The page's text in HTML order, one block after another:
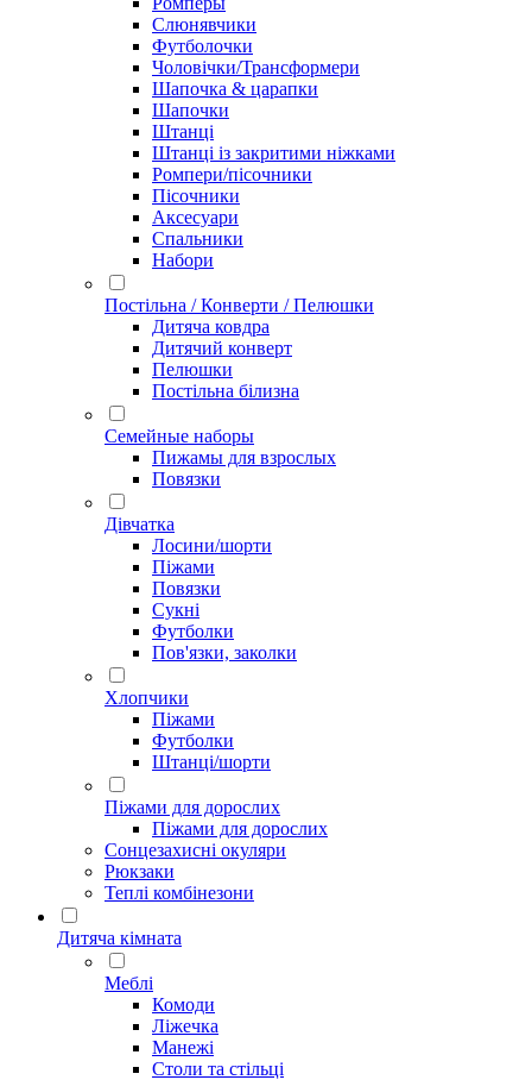
Слюнявчики
Футболочки
Чоловічки/Трансформери
Шапочка & царапки
Шапочки
Штанці
Штанці із закритими ніжками
Ромпери/пісочники
Пісочники
Аксесуари
Спальники
Набори
Постільна / Конверти / Пелюшки
Дитяча ковдра
Дитячий конверт
Пелюшки
Постільна білизна
Семейные наборы
Пижамы для взрослых
Повязки
Дівчатка
Лосини/шорти
Піжами
Повязки
Сукні
Футболки
Пов'язки, заколки
Хлопчики
Піжами
Футболки
Штанці/шорти
Піжами для дорослих
Піжами для дорослих
Сонцезахисні окуляри
Рюкзаки
Теплі комбінезони
Дитяча кімната
Меблі
Комоди
Ліжечка
Манежі
Столи та стільці